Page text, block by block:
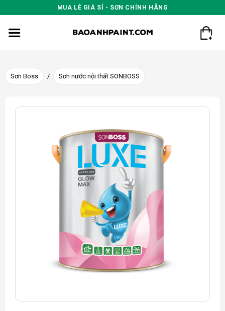
to
content
MUA LẺ GIÁ SỈ - SƠN CHÍNH HÃNG
Sơn Boss / Sơn nước nội thất SONBOSS